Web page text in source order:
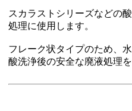
スカラストシリーズなどの
処理に使用します。
フレーク状タイプのため、
酸洗浄後の安全な廃液処理